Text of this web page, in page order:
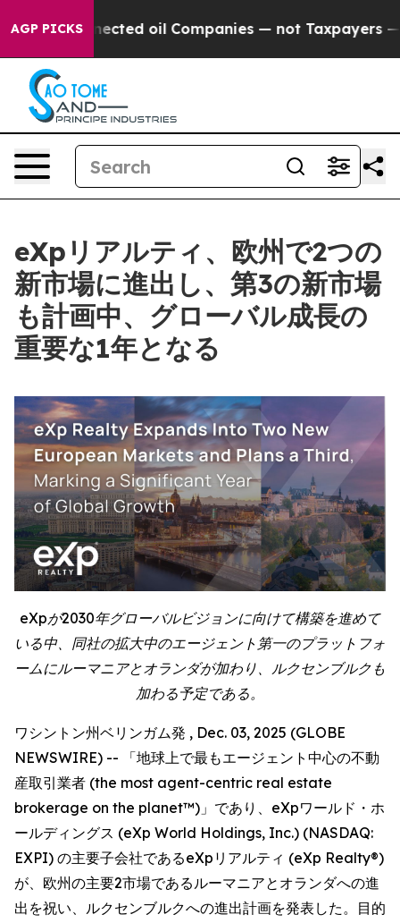
AGP PICKS oil Companies — not Taxpayers — the
eXpリアルティ、欧州で2つの
新市場に進出し、第3の新市場
も計画中、グローバル成長の
重要な1年となる
eXpが2030年グローバルビジョンに向けて構築を進めて
いる中、同社の拡大中のエージェント第一のプラットフォ
ームにルーマニアとオランダが加わり、ルクセンブルクも
加わる予定である。
ワシントン州ベリンガム発 , Dec. 03, 2025 (GLOBE
NEWSWIRE) -- 「地球上で最もエージェント中心の不動
産取引業者 (the most agent-centric real estate
brokerage on the planet™)」であり、eXpワールド・ホ
ールディングス (eXp World Holdings, Inc.) (NASDAQ:
EXPI) の主要子会社であるeXpリアルティ (eXp Realty®)
が、欧州の主要2市場であるルーマニアとオランダへの進
出を祝い、ルクセンブルクへの進出計画を発表した。目的